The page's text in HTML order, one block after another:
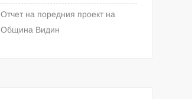
Отчет на поредния проект на
Община Видин